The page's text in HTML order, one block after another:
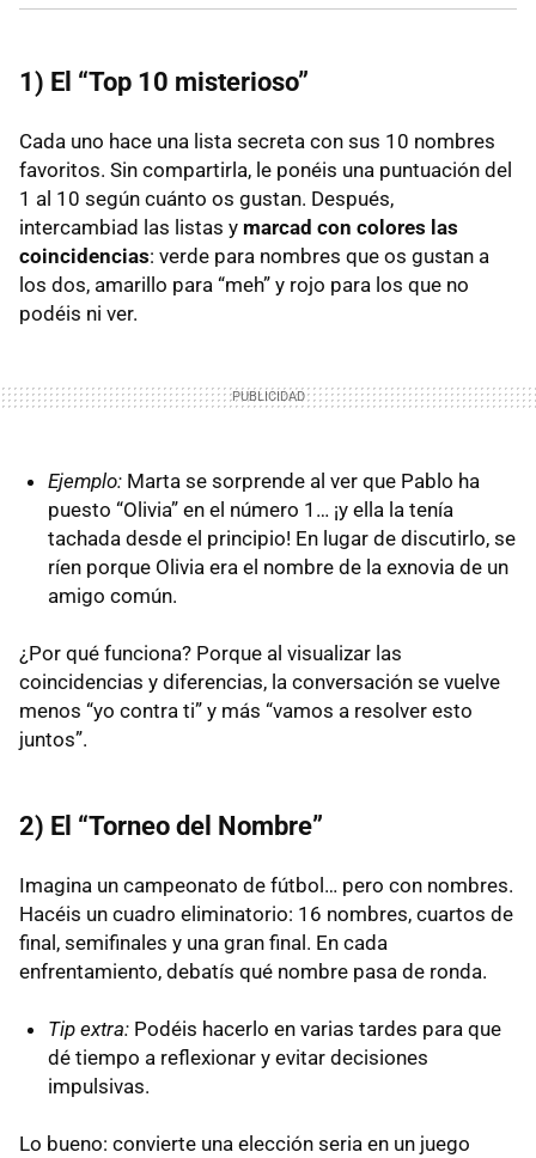
1) El “Top 10 misterioso”
Cada uno hace una lista secreta con sus 10 nombres
favoritos. Sin compartirla, le ponéis una puntuación del
1 al 10 según cuánto os gustan. Después,
intercambiad las listas y marcad con colores las
coincidencias: verde para nombres que os gustan a
los dos, amarillo para “meh” y rojo para los que no
podéis ni ver.
Ejemplo: Marta se sorprende al ver que Pablo ha
puesto “Olivia” en el número 1… ¡y ella la tenía
tachada desde el principio! En lugar de discutirlo, se
ríen porque Olivia era el nombre de la exnovia de un
amigo común.
¿Por qué funciona? Porque al visualizar las
coincidencias y diferencias, la conversación se vuelve
menos “yo contra ti” y más “vamos a resolver esto
juntos”.
2) El “Torneo del Nombre”
Imagina un campeonato de fútbol… pero con nombres.
Hacéis un cuadro eliminatorio: 16 nombres, cuartos de
final, semifinales y una gran final. En cada
enfrentamiento, debatís qué nombre pasa de ronda.
Tip extra: Podéis hacerlo en varias tardes para que
dé tiempo a reflexionar y evitar decisiones
impulsivas.
Lo bueno: convierte una elección seria en un juego